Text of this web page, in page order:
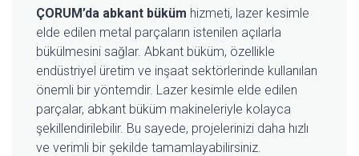
ÇORUM’da abkant büküm hizmeti, lazer kesimle
elde edilen metal parçaların istenilen açılarla
bükülmesini sağlar. Abkant büküm, özellikle
endüstriyel üretim ve inşaat sektörlerinde kullanılan
önemli bir yöntemdir. Lazer kesimle elde edilen
parçalar, abkant büküm makineleriyle kolayca
şekillendirilebilir. Bu sayede, projelerinizi daha hızlı
ve verimli bir şekilde tamamlayabilirsiniz.